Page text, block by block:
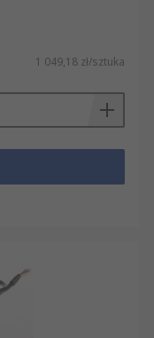
1 049,18 zł/sztuka